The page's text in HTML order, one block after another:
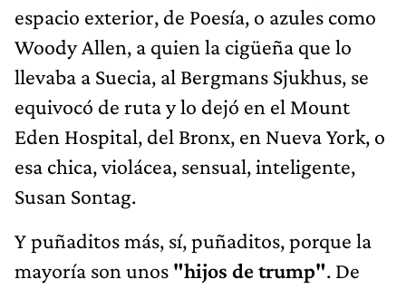
espacio exterior, de Poesía, o azules como
Woody Allen, a quien la cigüeña que lo
llevaba a Suecia, al Bergmans Sjukhus, se
equivocó de ruta y lo dejó en el Mount
Eden Hospital, del Bronx, en Nueva York, o
esa chica, violácea, sensual, inteligente,
Susan Sontag.
Y puñaditos más, sí, puñaditos, porque la
mayoría son unos "hijos de trump". De